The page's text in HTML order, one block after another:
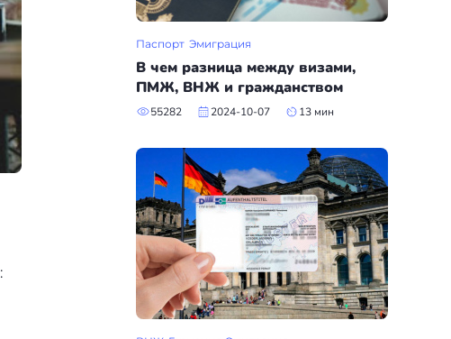
Паспорт Эмиграция
В чем разница между визами,
ПМЖ, ВНЖ и гражданством
55282 2024-10-07 13 мин